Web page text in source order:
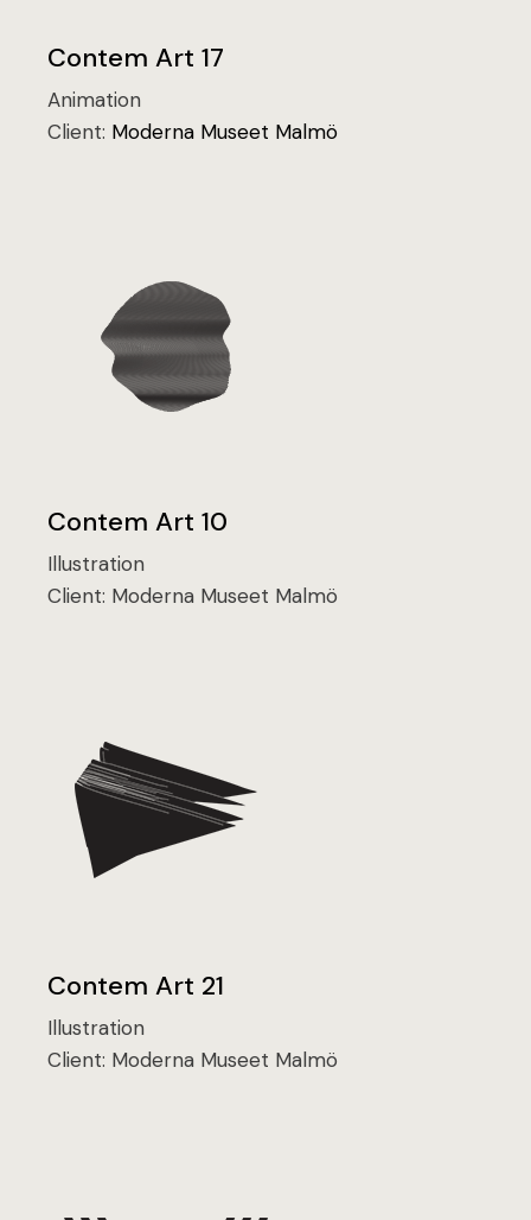
Contem Art 17
Animation
Client: Moderna Museet Malmö
Contem Art 10
Illustration
Client: Moderna Museet Malmö
Contem Art 21
Illustration
Client: Moderna Museet Malmö